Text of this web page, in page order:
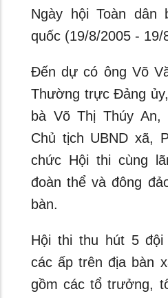
Ngày hội Toàn dân
quốc (19/8/2005 - 19/
Đến dự có ông Võ
Thường trực Đảng
bà Võ Thị Thúy
Chủ tịch UBND xã,
chức Hội thi cùng
đoàn thể và đông
bàn.
Hội thi thu hút 5 đội
các ấp trên địa bàn
gồm các tổ trưởng,